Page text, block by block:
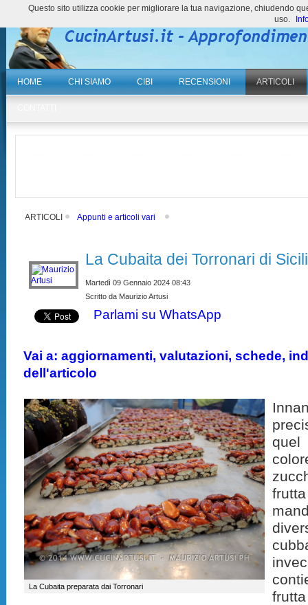
HOME CHI SIAMO CIBI RECENSIONI ARTICOLI
ARTICOLI Appunti e articoli vari
La Cubaita dei Torronari di
Martedì 09 Gennaio 2024 08:43
Scritto da Maurizio Artusi
Parlami su WhatsApp
Vai a: aggiornamenti, valutazioni, schede,
dell'articolo
La Cubaita preparata dai Torronari
quel
Questo sito utilizza cookie per migliorare la tua navigazione, chiudendo
uso.